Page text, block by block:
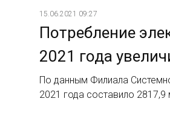
15.06.2021 09:27
Потребление
2021 года
По данным Филиала
2021 года составило